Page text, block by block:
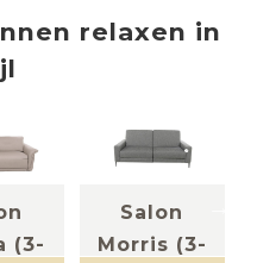
relaxen in
(3-
Salon
Morris (3-